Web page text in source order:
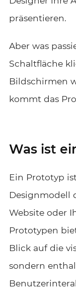
präsentieren.
Aber was
Schaltfläche
Bildschirmen
kommt das
Was ist
Ein Prototyp
Designmodell
Website oder
Prototypen
Blick auf die
sondern